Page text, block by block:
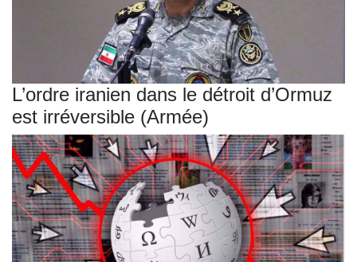
L’ordre iranien dans le détroit d’Ormuz
est irréversible (Armée)